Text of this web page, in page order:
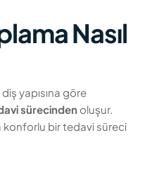
Nasıl
yapısına göre
sürecinden oluşur.
konforlu bir tedavi süreci